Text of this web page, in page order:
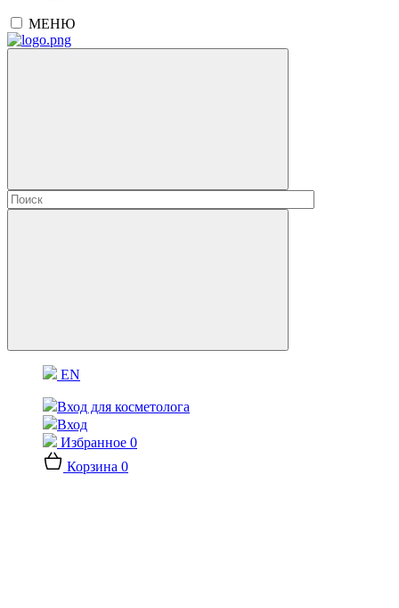
МЕНЮ
EN
Вход для косметолога
Вход
Избранное 0
Корзина 0